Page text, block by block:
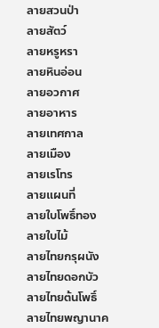
ลายสวนป่า
ลายสัตว์
ลายหรูหรา
ลายหินอ่อน
ลายอวกาศ
ลายอาหาร
ลายเทศกาล
ลายเมือง
ลายเรโทร
ลายแผนที่
ลายใบโพธิ์ทอง
ลายใบไม้
ลายไทยกรุผนัง
ลายไทยดอกบัว
ลายไทยต้นโพธิ์
ลายไทยพญานาค